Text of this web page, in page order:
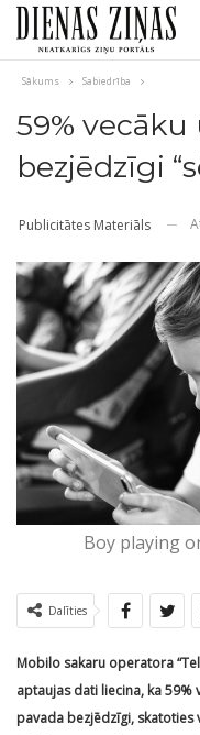
Sākums Sabiedrība
59% vecāku
bezjēdzīgi
Publicitātes Materiāls
Boy playing
Dalīties
Mobilo sakaru operatora
aptaujas dati liecina, ka 59%
pavada bezjēdzīgi, skatoties